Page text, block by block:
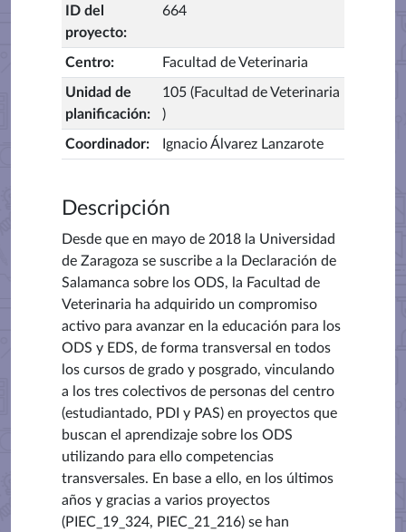
ID del
proyecto:
664
Centro: Facultad de Veterinaria
Unidad de
planificación:
105 (Facultad de Veterinaria
)
Coordinador: Ignacio Álvarez Lanzarote
Descripción
Desde que en mayo de 2018 la Universidad
de Zaragoza se suscribe a la Declaración de
Salamanca sobre los ODS, la Facultad de
Veterinaria ha adquirido un compromiso
activo para avanzar en la educación para los
ODS y EDS, de forma transversal en todos
los cursos de grado y posgrado, vinculando
a los tres colectivos de personas del centro
(estudiantado, PDI y PAS) en proyectos que
buscan el aprendizaje sobre los ODS
utilizando para ello competencias
transversales. En base a ello, en los últimos
años y gracias a varios proyectos
(PIEC_19_324, PIEC_21_216) se han